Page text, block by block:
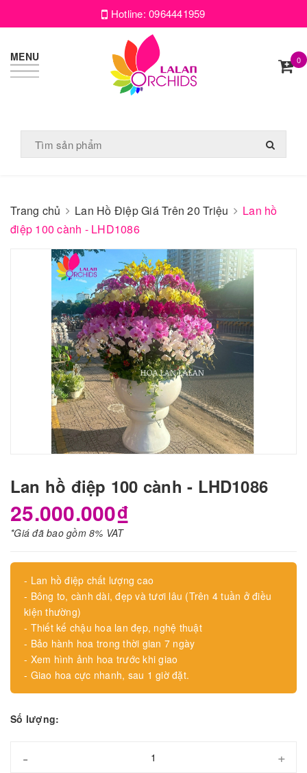
Hotline:0964441959
MENU 0
Trang chủ Lan Hồ Điệp Giá Trên 20 Triệu
Lan hồ
điệp 100 cành - LHD1086
Lan hồ điệp 100 cành - LHD1086
25.000.000₫
*Giá đã bao gồm 8% VAT
- Lan hồ điệp chất lượng cao
- Bông to, cành dài, đẹp và tươi lâu (Trên 4 tuần ở điều
kiện thường)
- Thiết kế chậu hoa lan đẹp, nghệ thuật
- Bảo hành hoa trong thời gian 7 ngày
- Xem hình ảnh hoa trước khi giao
- Giao hoa cực nhanh, sau 1 giờ đặt.
Số lượng:
- +